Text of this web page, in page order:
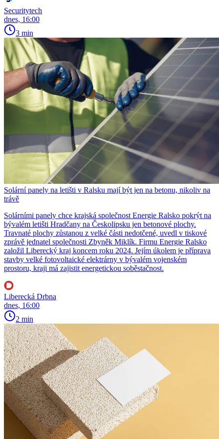
Securitytech
dnes, 16:00
3 min
Solární panely na letišti v Ralsku mají být jen na betonu, nikoliv na
trávě
Solárními panely chce krajská společnost Energie Ralsko pokrýt na
bývalém letišti Hradčany na Českolipsku jen betonové plochy.
Travnaté plochy zůstanou z velké části nedotčené, uvedl v tiskové
zprávě jednatel společnosti Zbyněk Miklík. Firmu Energie Ralsko
založil Liberecký kraj koncem roku 2024. Jejím úkolem je příprava
stavby velké fotovoltaické elektrárny v bývalém vojenském
prostoru, kraji má zajistit energetickou soběstačnost.
Liberecká Drbna
dnes, 16:00
2 min